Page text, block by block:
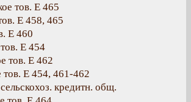
тов. Е 465
Е 458, 465
Е 460
Е 454
тов. Е 462
тов. Е 454, 461-462
кредитн. общ.